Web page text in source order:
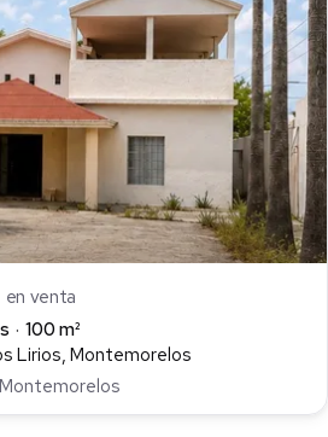
en venta
100 m²
Lirios, Montemorelos